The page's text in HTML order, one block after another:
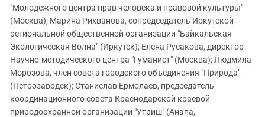
"Молодежного центра прав человека и правовой культуры"
(Москва); Марина Рихванова, сопредседатель Иркутской
региональной общественной организации "Байкальская
Экологическая Волна" (Иркутск); Елена Русакова, директор
Научно-методического центра "Гуманист" (Москва); Людмила
Морозова, член совета городского объединения "Природа"
(Петрозаводск); Станислав Ермолаев, председатель
координационного совета Краснодарской краевой
природоохранной организации "Утриш" (Анапа,